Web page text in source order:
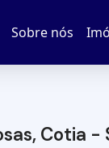
Sobre nós
Cotia -